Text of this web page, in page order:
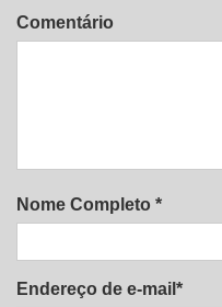
Comentário
Nome Completo *
Endereço de e-mail*